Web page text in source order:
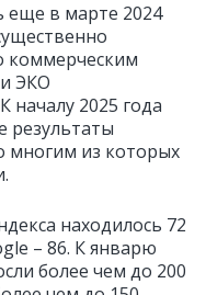
еще в марте 2024
коммерческим
ЭКО
2025 года
результаты
многим из которых
находилось 72
– 86. К январю
более чем до 200